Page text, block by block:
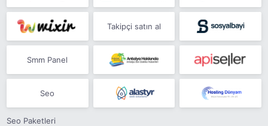
Takipçi satın al
Smm Panel
Seo
Seo Paketleri